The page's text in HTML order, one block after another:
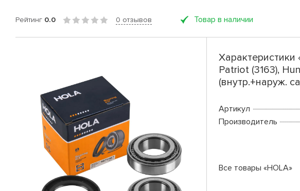
Рейтинг 0.0 0 отзывов Товар в наличии
Patriot (3163),
(внутр.+наруж.
Артикул
Производитель
Все товары «HOLA»